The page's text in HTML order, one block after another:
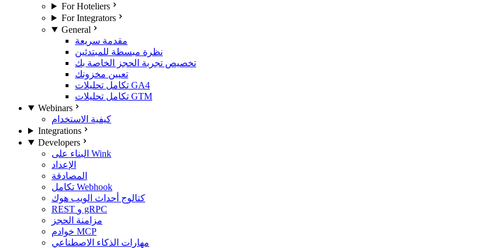
For Hoteliers
For Integrators
General
مقدمة سريعة
نظرة مبسطة للمبتدئين
تخصيص تجربة الحجز الخاصة بك
تعيين مخزونك
تكامل تحليلات GA4
تكامل تحليلات GTM
Webinars
كيفية الاستخدام
Integrations
Developers
البناء على Wink
الإعداد
المصادقة
تكامل Webhook
كتالوج أحداث الويب هوك
REST و gRPC
مزامنة الحجز
خوادم MCP
مهارات الذكاء الاصطناعي